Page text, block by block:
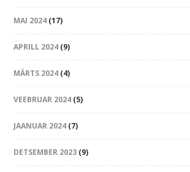
MAI 2024 (17)
APRILL 2024 (9)
MÄRTS 2024 (4)
VEEBRUAR 2024 (5)
JAANUAR 2024 (7)
DETSEMBER 2023 (9)